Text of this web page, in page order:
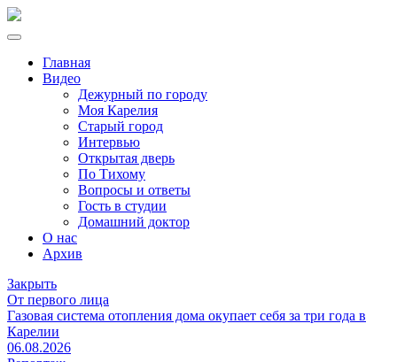
Главная
Видео
Дежурный по городу
Моя Карелия
Старый город
Интервью
Открытая дверь
По Тихому
Вопросы и ответы
Гость в студии
Домашний доктор
О нас
Архив
Закрыть
От первого лица
Газовая система отопления дома окупает себя за три года в
Карелии
06.08.2026